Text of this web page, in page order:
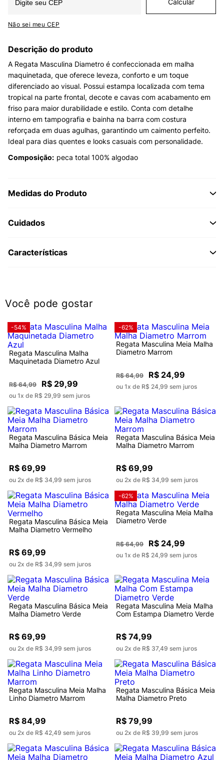
Não sei meu CEP
Descrição do produto
A Regata Masculina Diametro é confeccionada em malha
maquinetada, que oferece leveza, conforto e um toque
diferenciado ao visual. Possui estampa localizada com tema
tropical na parte frontal, decote e cavas com acabamento em
friso para maior durabilidade e estilo. Conta com detalhe
interno em tampografia e bainha na barra com costura
reforçada em duas agulhas, garantindo um caimento perfeito.
Ideal para dias quentes e looks casuais com personalidade.
Composição: peca total 100% algodao
Medidas do Produto
Cuidados
Características
Você pode gostar
-54%
Regata Masculina Malha
Maquinetada Diametro Azul
R$ 64,99 R$ 29,99
ou 1x de R$ 29,99 sem juros
-62%
Regata Masculina Meia Malha
Diametro Marrom
R$ 64,99 R$ 24,99
ou 1x de R$ 24,99 sem juros
Regata Masculina Básica Meia
Malha Diametro Marrom
R$ 69,99
ou 2x de R$ 34,99 sem juros
Regata Masculina Básica Meia
Malha Diametro Marrom
R$ 69,99
ou 2x de R$ 34,99 sem juros
Regata Masculina Básica Meia
Malha Diametro Vermelho
R$ 69,99
ou 2x de R$ 34,99 sem juros
-62%
Regata Masculina Meia Malha
Diametro Verde
R$ 64,99 R$ 24,99
ou 1x de R$ 24,99 sem juros
Regata Masculina Básica Meia
Malha Diametro Verde
R$ 69,99
ou 2x de R$ 34,99 sem juros
Regata Masculina Meia Malha
Com Estampa Diametro Verde
R$ 74,99
ou 2x de R$ 37,49 sem juros
Regata Masculina Meia Malha
Linho Diametro Marrom
R$ 84,99
ou 2x de R$ 42,49 sem juros
Regata Masculina Básica Meia
Malha Diametro Preto
R$ 79,99
ou 2x de R$ 39,99 sem juros